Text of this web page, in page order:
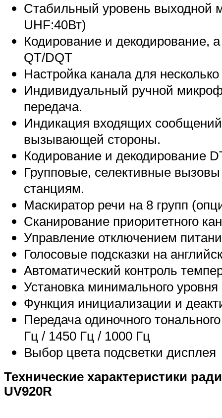
Стабильный уровень выходной
UHF:40Вт)
Кодирование и декодирование,
QT/DQT
Настройка канала для
Индивидуальный ручной
передача.
Индикация входящих
вызывающей стороны.
Кодирование и декодирование
Групповые, селективные
станциям.
Маскиратор речи на 8 групп
Сканирование приоритетного
Управление отключением
Голосовые подсказки на
Автоматический контроль
Установка минимального
Функция инициализации и
Передача одиночного
Гц / 1450 Гц / 1000 Гц
Выбор цвета подсветки дисплея
Технические характеристики
UV920R